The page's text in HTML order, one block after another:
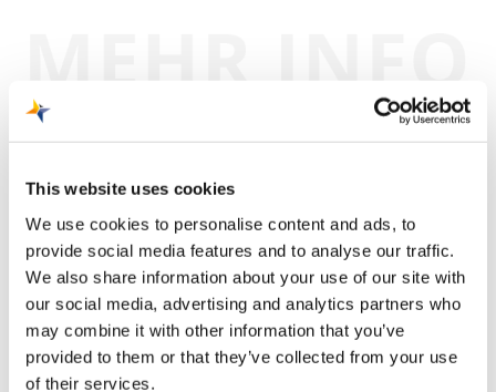
This website uses cookies
We use cookies to personalise content and ads, to
provide social media features and to analyse our traffic.
We also share information about your use of our site with
our social media, advertising and analytics partners who
may combine it with other information that you’ve
provided to them or that they’ve collected from your use
of their services.
für jeden gut erreichbar. Der Flughafen liegt
direkt an der A2. Wenn Sie die Ausfahrt
nehmen, sind Sie direkt da. Man parkt direkt
neben dem Terminal oder vor der Tür, wenn
man jemanden bringt oder abholt.
Auch mit öffentlichen Verkehrsmitteln ist der